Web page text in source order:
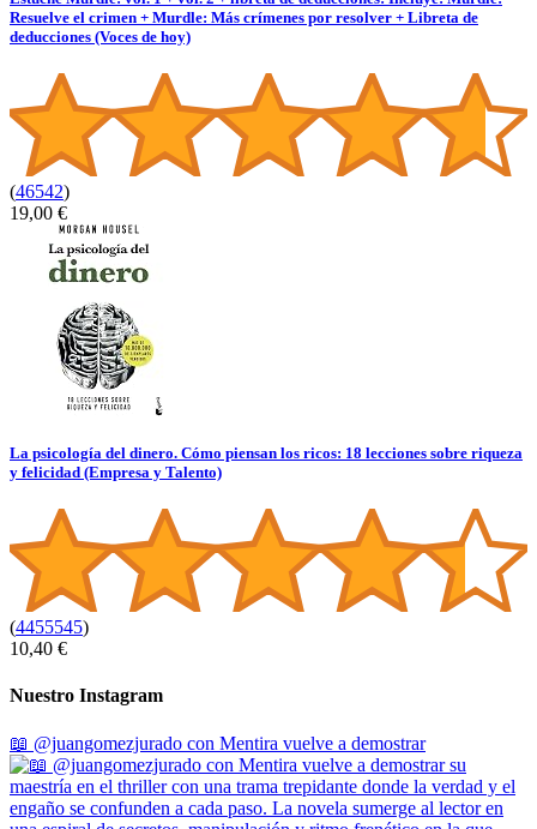
Resuelve el crimen + Murdle: Más crímenes por resolver + Libreta de
deducciones (Voces de hoy)
(46542)
19,00 €
La psicología del dinero. Cómo piensan los ricos: 18 lecciones sobre riqueza
y felicidad (Empresa y Talento)
(4455545)
10,40 €
Nuestro Instagram
📖 @juangomezjurado con Mentira vuelve a demostrar